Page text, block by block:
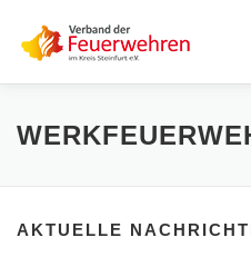
springen
START AKTUELLES
AKTUELLE